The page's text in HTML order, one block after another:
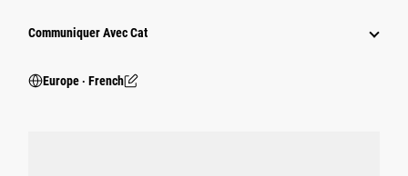
Communiquer Avec Cat
Europe ‧ French